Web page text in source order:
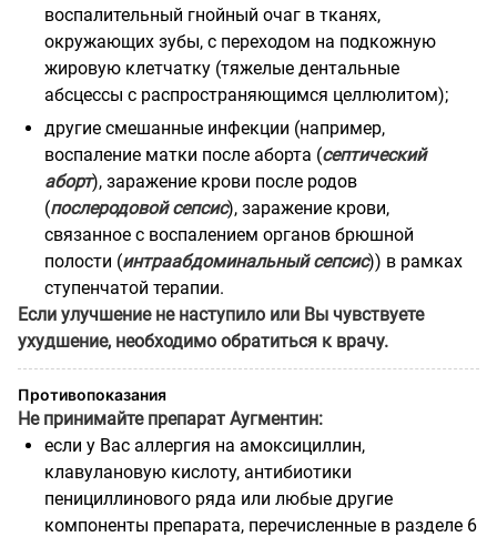
воспалительный гнойный очаг в тканях,
окружающих зубы, с переходом на подкожную
жировую клетчатку (тяжелые дентальные
абсцессы с распространяющимся целлюлитом);
другие смешанные инфекции (например,
воспаление матки после аборта (септический
аборт), заражение крови после родов
(послеродовой сепсис), заражение крови,
связанное с воспалением органов брюшной
полости (интраабдоминальный сепсис)) в рамках
ступенчатой терапии.
Если улучшение не наступило или Вы чувствуете
ухудшение, необходимо обратиться к врачу.
Противопоказания
Не принимайте препарат Аугментин:
если у Вас аллергия на амоксициллин,
клавулановую кислоту, антибиотики
пенициллинового ряда или любые другие
компоненты препарата, перечисленные в разделе 6